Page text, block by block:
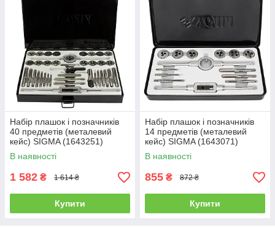
Набір плашок і позначників
40 предметів (металевий
кейс) SIGMA (1643251)
В наявності
1 582 ₴ 1 614 ₴
Купити
Набір плашок і позначників
14 предметів (металевий
кейс) SIGMA (1643071)
В наявності
855 ₴ 872 ₴
Купити